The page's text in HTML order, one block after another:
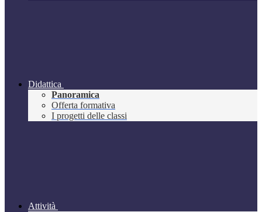
Didattica
Panoramica
Offerta formativa
I progetti delle classi
Attività